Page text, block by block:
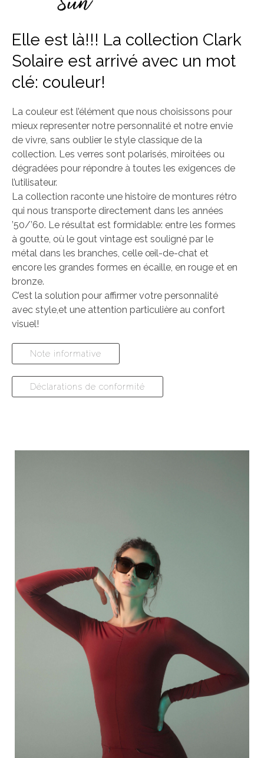
Elle est là!!! La collection Clark
Solaire est arrivé avec un mot
clé: couleur!
La couleur est l’élément que nous choisissons pour
mieux representer notre personnalité et notre envie
de vivre, sans oublier le style classique de la
collection. Les verres sont polarisés, miroitées ou
dégradées pour répondre à toutes les exigences de
l’utilisateur.
La collection raconte une histoire de montures rétro
qui nous transporte directement dans les années
’50/’60. Le résultat est formidable: entre les formes
à goutte, où le gout vintage est souligné par le
métal dans les branches, celle œil-de-chat et
encore les grandes formes en écaille, en rouge et en
bronze.
C’est la solution pour affirmer votre personnalité
avec style,et une attention particulière au confort
visuel!
Note informative
Déclarations de conformité